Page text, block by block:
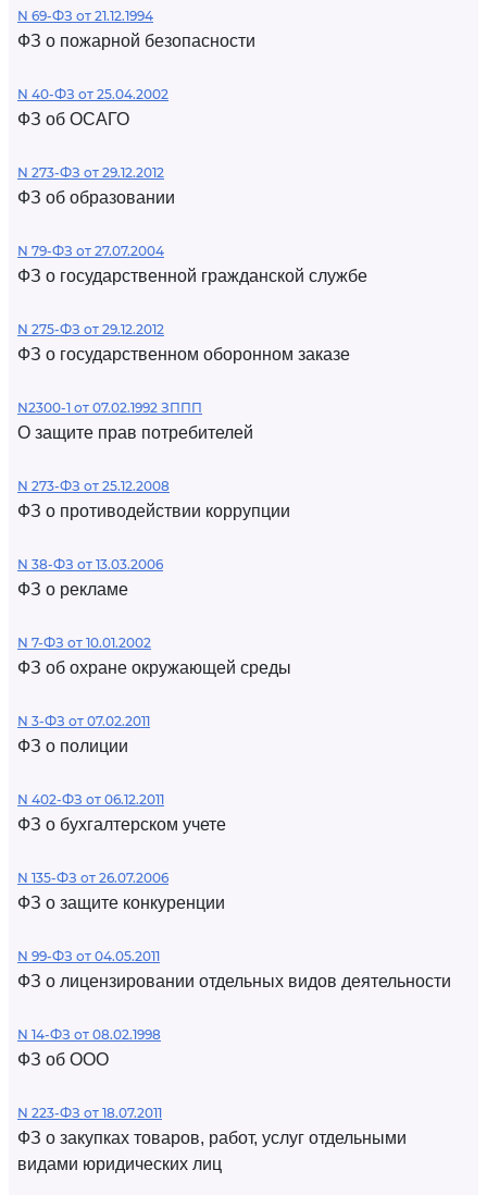
N 69-ФЗ от 21.12.1994
ФЗ о пожарной безопасности
N 40-ФЗ от 25.04.2002
ФЗ об ОСАГО
N 273-ФЗ от 29.12.2012
ФЗ об образовании
N 79-ФЗ от 27.07.2004
ФЗ о государственной гражданской службе
N 275-ФЗ от 29.12.2012
ФЗ о государственном оборонном заказе
N2300-1 от 07.02.1992 ЗППП
О защите прав потребителей
N 273-ФЗ от 25.12.2008
ФЗ о противодействии коррупции
N 38-ФЗ от 13.03.2006
ФЗ о рекламе
N 7-ФЗ от 10.01.2002
ФЗ об охране окружающей среды
N 3-ФЗ от 07.02.2011
ФЗ о полиции
N 402-ФЗ от 06.12.2011
ФЗ о бухгалтерском учете
N 135-ФЗ от 26.07.2006
ФЗ о защите конкуренции
N 99-ФЗ от 04.05.2011
ФЗ о лицензировании отдельных видов деятельности
N 14-ФЗ от 08.02.1998
ФЗ об ООО
N 223-ФЗ от 18.07.2011
ФЗ о закупках товаров, работ, услуг отдельными
видами юридических лиц